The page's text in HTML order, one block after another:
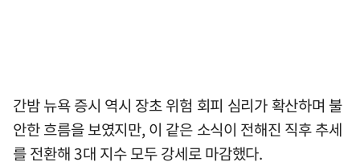
간밤 뉴욕 증시 역시 장초 위험 회피 심리가 확산하며 불
안한 흐름을 보였지만, 이 같은 소식이 전해진 직후 추세
를 전환해 3대 지수 모두 강세로 마감했다.